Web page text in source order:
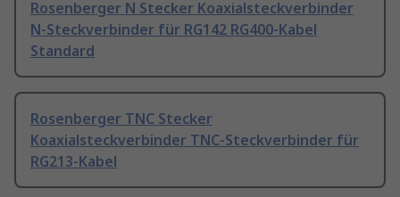
Rosenberger N Stecker Koaxialsteckverbinder
N-Steckverbinder für RG142 RG400-Kabel
Standard
Rosenberger TNC Stecker
Koaxialsteckverbinder TNC-Steckverbinder für
RG213-Kabel